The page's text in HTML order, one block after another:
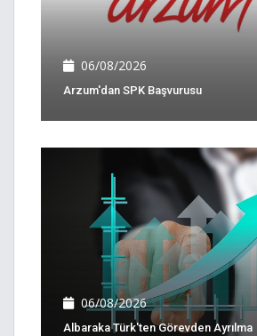
06/08/2026
Arzum'dan SPK Başvurusu
06/08/2026
Albaraka Türk'ten Görevden Ayrılma